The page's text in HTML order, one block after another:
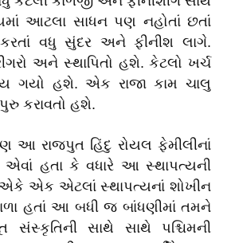
આટલા સાધન પણ નહોતાં છતાં
વધુ સુંદર અને ફીનીશ લાગે.
અને સ્થાપિતો હશે. કેટલો ખર્ચ
ગયો હશે. એક રાજા કામ ચાલુ
કરાવતો હશે.
રાજપુત હિંદુ રોયલ ફેમીલીનાં
હતા કે વધારે આ સ્થાપત્યની
એકે એક એટલાં સ્થાપત્યનાં શોખીન
હતાં આ બધી જ બાંધણીમાં તમને
સાથે સાથે પશ્ચિમની